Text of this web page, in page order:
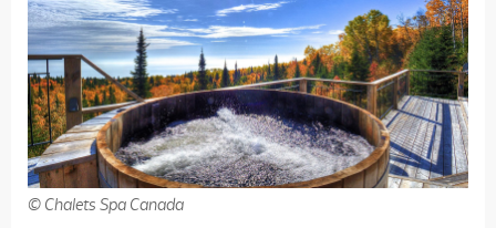
© Chalets Spa Canada